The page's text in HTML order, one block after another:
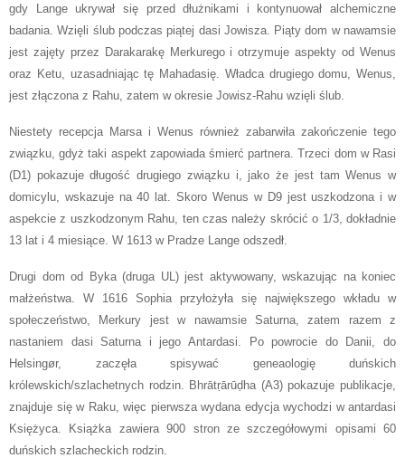
gdy Lange ukrywał się przed dłużnikami i kontynuował alchemiczne
badania. Wzięli ślub podczas piątej dasi Jowisza. Piąty dom w nawamsie
jest zajęty przez Darakarakę Merkurego i otrzymuje aspekty od Wenus
oraz Ketu, uzasadniając tę Mahadasię. Władca drugiego domu, Wenus,
jest złączona z Rahu, zatem w okresie Jowisz-Rahu wzięli ślub.
Niestety recepcja Marsa i Wenus również zabarwiła zakończenie tego
związku, gdyż taki aspekt zapowiada śmierć partnera. Trzeci dom w Rasi
(D1) pokazuje długość drugiego związku i, jako że jest tam Wenus w
domicylu, wskazuje na 40 lat. Skoro Wenus w D9 jest uszkodzona i w
aspekcie z uszkodzonym Rahu, ten czas należy skrócić o 1/3, dokładnie
13 lat i 4 miesiące. W 1613 w Pradze Lange odszedł.
Drugi dom od Byka (druga UL) jest aktywowany, wskazując na koniec
małżeństwa. W 1616 Sophia przyłożyła się największego wkładu w
społeczeństwo, Merkury jest w nawamsie Saturna, zatem razem z
nastaniem dasi Saturna i jego Antardasi. Po powrocie do Danii, do
Helsingør, zaczęła spisywać geneaologię duńskich
królewskich/szlachetnych rodzin. Bhrātṛārūḍha (A3) pokazuje publikacje,
znajduje się w Raku, więc pierwsza wydana edycja wychodzi w antardasi
Księżyca. Książka zawiera 900 stron ze szczegółowymi opisami 60
duńskich szlacheckich rodzin.